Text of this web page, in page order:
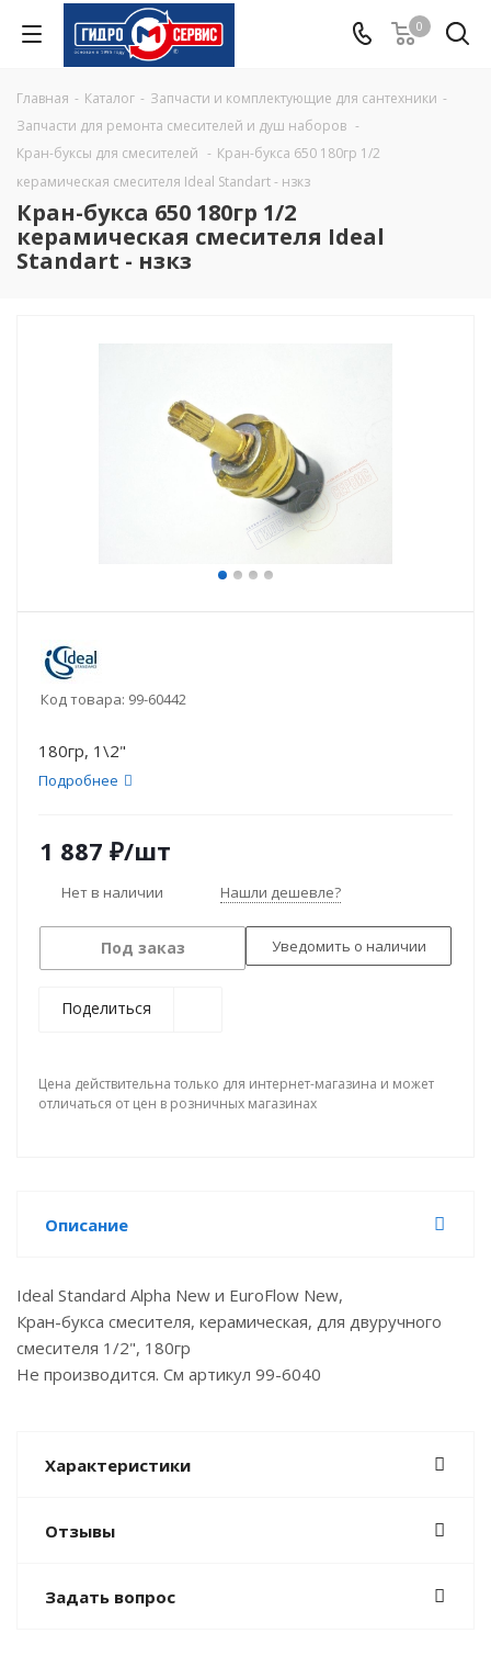
0
Главная - Каталог - Запчасти и комплектующие для сантехники -
Запчасти для ремонта смесителей и душ наборов -
Кран-буксы для смесителей - Кран-букса 650 180гр 1/2
керамическая смесителя Ideal Standart - нзкз
Кран-букса 650 180гр 1/2
керамическая смесителя Ideal
Standart - нзкз
Код товара: 99-60442
180гр, 1\2"
Подробнее
1 887 ₽/шт
Нет в наличии Нашли дешевле?
Под заказ Уведомить о наличии
Поделиться
Цена действительна только для интернет-магазина и может
отличаться от цен в розничных магазинах
Описание
Ideal Standard Alpha New и EuroFlow New,
Кран-букса смесителя, керамическая, для двуручного
смесителя 1/2", 180гр
Не производится. См артикул 99-6040
Характеристики
Отзывы
Задать вопрос